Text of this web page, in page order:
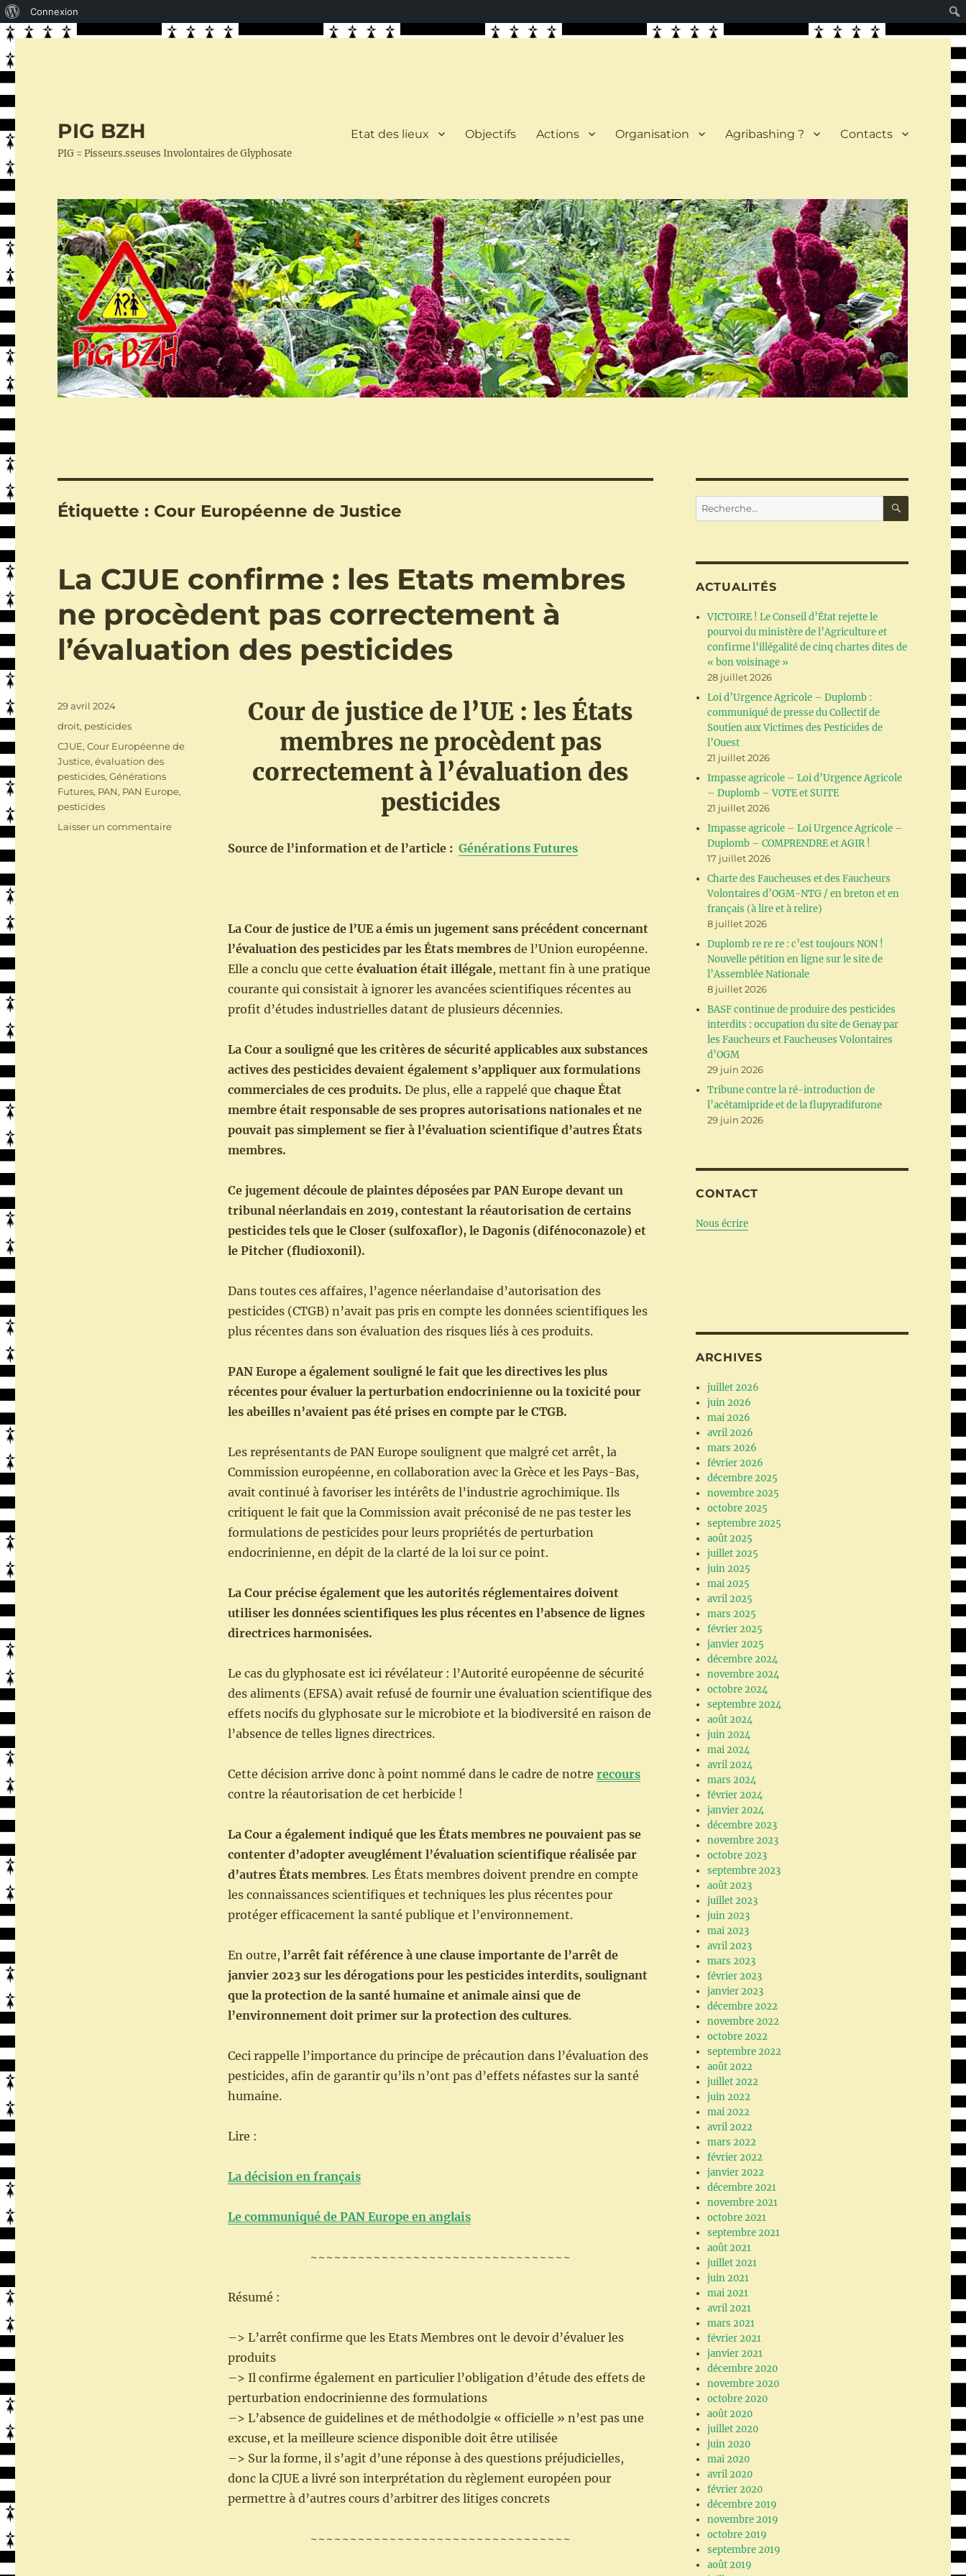
propos
Connexion
PIG BZH
PIG = Pisseurs.sseuses Involontaires de Glyphosate
Etat des lieux Objectifs Actions Organisation Agribashing ? Contacts
Étiquette : Cour Européenne de Justice
La CJUE confirme : les Etats membres
ne procèdent pas correctement à
l’évaluation des pesticides
Cour de justice de l’UE : les États
membres ne procèdent pas
correctement à l’évaluation des
pesticides
Source de l’information et de l’article : Générations Futures
La Cour de justice de l’UE a émis un jugement sans précédent concernant
l’évaluation des pesticides par les États membresde l’Union européenne.
Elle a conclu que cette évaluation était illégale, mettant fin à une pratique
courante qui consistait à ignorer les avancées scientifiques récentes au
profit d’études industrielles datant de plusieurs décennies.
La Cour a souligné que les critères de sécurité applicables aux substances
actives des pesticides devaient également s’appliquer aux formulations
commerciales de ces produits. De plus, elle a rappelé que chaque État
membre était responsable de ses propres autorisations nationales et ne
pouvait pas simplement se fier à l’évaluation scientifique d’autres États
membres.
Ce jugement découle de plaintes déposées par PAN Europe devant un
tribunal néerlandais en 2019, contestant la réautorisation de certains
pesticides tels que le Closer (sulfoxaflor), le Dagonis (difénoconazole) et
le Pitcher (fludioxonil).
Dans toutes ces affaires, l’agence néerlandaise d’autorisation des
pesticides (CTGB) n’avait pas pris en compte les données scientifiques les
plus récentes dans son évaluation des risques liés à ces produits.
PAN Europe a également souligné le fait que les directives les plus
récentes pour évaluer la perturbation endocrinienne ou la toxicité pour
les abeilles n’avaient pas été prises en compte par le CTGB.
Les représentants de PAN Europe soulignent que malgré cet arrêt, la
Commission européenne, en collaboration avec la Grèce et les Pays-Bas,
avait continué à favoriser les intérêts de l’industrie agrochimique. Ils
critiquent le fait que la Commission avait préconisé de ne pas tester les
formulations de pesticides pour leurs propriétés de perturbation
endocrinienne, en dépit de la clarté de la loi sur ce point.
La Cour précise également que les autorités réglementaires doivent
utiliser les données scientifiques les plus récentes en l’absence de lignes
directrices harmonisées.
Le cas du glyphosate est ici révélateur : l’Autorité européenne de sécurité
des aliments (EFSA) avait refusé de fournir une évaluation scientifique des
effets nocifs du glyphosate sur le microbiote et la biodiversité en raison de
l’absence de telles lignes directrices.
Cette décision arrive donc à point nommé dans le cadre de notre recours
contre la réautorisation de cet herbicide !
La Cour a également indiqué que les États membres ne pouvaient pas se
contenter d’adopter aveuglément l’évaluation scientifique réalisée par
d’autres États membres. Les États membres doivent prendre en compte
les connaissances scientifiques et techniques les plus récentes pour
protéger efficacement la santé publique et l’environnement.
En outre, l’arrêt fait référence à une clause importante de l’arrêt de
janvier 2023 sur les dérogations pour les pesticides interdits, soulignant
que la protection de la santé humaine et animale ainsi que de
l’environnement doit primer sur la protection des cultures.
Ceci rappelle l’importance du principe de précaution dans l’évaluation des
pesticides, afin de garantir qu’ils n’ont pas d’effets néfastes sur la santé
humaine.
Lire :
La décision en français
Le communiqué de PAN Europe en anglais
~~~~~~~~~~~~~~~~~~~~~~~~~~~~~~~~~
Résumé :
–> L’arrêt confirme que les Etats Membres ont le devoir d’évaluer les
produits
–> Il confirme également en particulier l’obligation d’étude des effets de
perturbation endocrinienne des formulations
–> L’absence de guidelines et de méthodolgie « officielle » n’est pas une
excuse, et la meilleure science disponible doit être utilisée
–> Sur la forme, il s’agit d’une réponse à des questions préjudicielles,
donc la CJUE a livré son interprétation du règlement européen pour
permettre à d’autres cours d’arbitrer des litiges concrets
~~~~~~~~~~~~~~~~~~~~~~~~~~~~~~~~~
Publié
le
29 avril 2024
Catégories
droit, pesticides
Étiquettes
CJUE,Cour Européenne de
Justice,évaluation des
pesticides,Générations
Futures, PAN, PAN Europe,
pesticides
Laisser un commentairesur
correctement
Recherche
pour :
ACTUALITÉS
VICTOIRE ! Le Conseil d’État rejette le
pourvoi du ministère de l’Agriculture et
confirme l’illégalité de cinq chartes dites de
« bon voisinage »
28 juillet 2026
Loi d’Urgence Agricole – Duplomb :
communiqué de presse du Collectif de
Soutien aux Victimes des Pesticides de
l’Ouest
21 juillet 2026
Impasse agricole – Loi d’Urgence Agricole
– Duplomb – VOTE et SUITE
21 juillet 2026
Impasse agricole – Loi Urgence Agricole –
Duplomb – COMPRENDRE et AGIR !
17 juillet 2026
Charte des Faucheuses et des Faucheurs
Volontaires d’OGM-NTG / en breton et en
français (à lire et à relire)
8 juillet 2026
Duplomb re re re : c’est toujours NON !
Nouvelle pétition en ligne sur le site de
l’Assemblée Nationale
8 juillet 2026
BASF continue de produire des pesticides
interdits : occupation du site de Genay par
les Faucheurs et Faucheuses Volontaires
d’OGM
29 juin 2026
Tribune contre la ré-introduction de
l’acétamipride et de la flupyradifurone
29 juin 2026
CONTACT
Nous écrire
ARCHIVES
juillet 2026
juin 2026
mai 2026
avril 2026
mars 2026
février 2026
décembre 2025
novembre 2025
octobre 2025
septembre 2025
août 2025
juillet 2025
juin 2025
mai 2025
avril 2025
mars 2025
février 2025
janvier 2025
décembre 2024
novembre 2024
octobre 2024
septembre 2024
août 2024
juin 2024
mai 2024
avril 2024
mars 2024
février 2024
janvier 2024
décembre 2023
novembre 2023
octobre 2023
septembre 2023
août 2023
juillet 2023
juin 2023
mai 2023
avril 2023
mars 2023
février 2023
janvier 2023
décembre 2022
novembre 2022
octobre 2022
septembre 2022
août 2022
juillet 2022
juin 2022
mai 2022
avril 2022
mars 2022
février 2022
janvier 2022
décembre 2021
novembre 2021
octobre 2021
septembre 2021
août 2021
juillet 2021
juin 2021
mai 2021
avril 2021
mars 2021
février 2021
janvier 2021
décembre 2020
novembre 2020
octobre 2020
août 2020
juillet 2020
juin 2020
mai 2020
avril 2020
février 2020
décembre 2019
novembre 2019
octobre 2019
septembre 2019
août 2019